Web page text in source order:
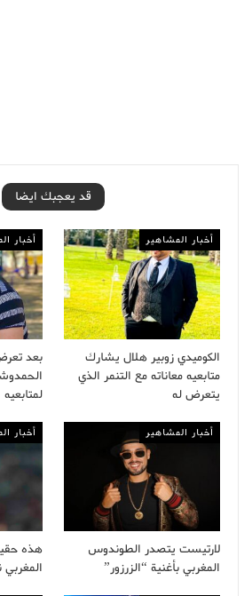
قد يعجبك ايضا
أخبار المشاهير
الكوميدي زوبير هلال يشارك
متابعيه معاناته مع التنمر الذي
يتعرض له
أخبار
بعد
لمتابعيه
أخبار المشاهير
لارتيست يتصدر الطوندوس
المغربي بأغنية “الزرزور”
أخبار
هذه
المغربي